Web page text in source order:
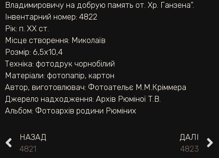
Владимировичу на добрую память от. Хр. Ганзена”.
Інвентарний номер: 4822
Рік: п. ХХ ст.
Місце створення: Миколаїв
Розмір: 6,5х10,4
Техніка: фотодрук чорнобілий
Матеріали: фотопапір, картон
Автор, виготовлювач: Фотоательє М.М.Кріммера
Джерело надходження: Архів Рюміної Т.В.
Альбом: Фотоархів родини Рюміних
НАЗАД
4821
ДАЛІ
4823